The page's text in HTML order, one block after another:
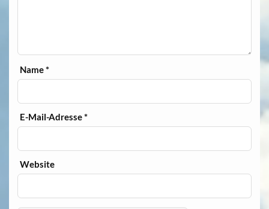
Name*
E-Mail-Adresse*
Website